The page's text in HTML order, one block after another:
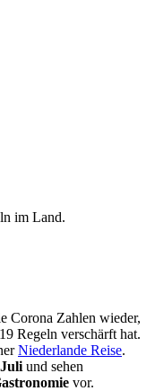
im Land.
Corona Zahlen wieder,
Regeln verschärft hat.
Niederlande Reise.
und sehen
vor.